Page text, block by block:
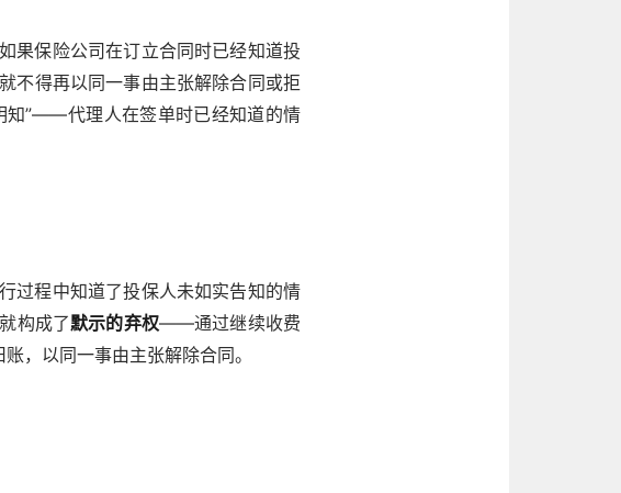
果保险公司在订立合同时已经知道投
不得再以同一事由主张解除合同或拒
知”——代理人在签单时已经知道的情
过程中知道了投保人未如实告知的情
构成了默示的弃权——通过继续收费
，以同一事由主张解除合同。